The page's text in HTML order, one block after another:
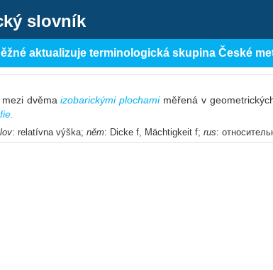
slovník
aktualizuje terminologická skupina České
mezi dvěmaizobarickými plochamiměřená v
: relatívna výška; něm: Dicke f, Mächtigkeit f; rus: